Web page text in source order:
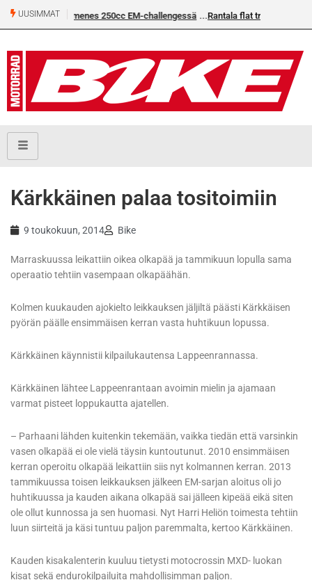
UUSIMMAT
EM-challengessä Rantala flat trackin Euroopan Cupin mestari
Kärkkäinen palaa tositoimiin
9 toukokuun, 2014 Bike
Marraskuussa leikattiin oikea olkapää ja tammikuun lopulla sama
operaatio tehtiin vasempaan olkapäähän.
Kolmen kuukauden ajokielto leikkauksen jäljiltä päästi Kärkkäisen
pyörän päälle ensimmäisen kerran vasta huhtikuun lopussa.
Kärkkäinen käynnistii kilpailukautensa Lappeenrannassa.
Kärkkäinen lähtee Lappeenrantaan avoimin mielin ja ajamaan
varmat pisteet loppukautta ajatellen.
– Parhaani lähden kuitenkin tekemään, vaikka tiedän että varsinkin
vasen olkapää ei ole vielä täysin kuntoutunut. 2010 ensimmäisen
kerran operoitu olkapää leikattiin siis nyt kolmannen kerran. 2013
tammikuussa toisen leikkauksen jälkeen EM-sarjan aloitus oli jo
huhtikuussa ja kauden aikana olkapää sai jälleen kipeää eikä siten
ole ollut kunnossa ja sen huomasi. Nyt Harri Heliön toimesta tehtiin
luun siirteitä ja käsi tuntuu paljon paremmalta, kertoo Kärkkäinen.
Kauden kisakalenterin kuuluu tietysti motocrossin MXD- luokan
kisat sekä endurokilpailuita mahdollisimman paljon.